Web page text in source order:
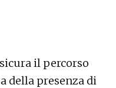
il percorso
della presenza di